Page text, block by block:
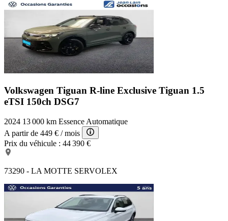
Volkswagen Tiguan R-line Exclusive Tiguan 1.5
eTSI 150ch DSG7
2024 13 000 km Essence Automatique
A partir de 449 € / mois
Prix du véhicule : 44 390 €
73290 - LA MOTTE SERVOLEX